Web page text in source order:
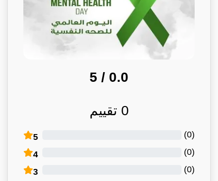
0.0
/ 5
0 تقييم
5 (
0
)
4 (
0
)
3 (
0
)